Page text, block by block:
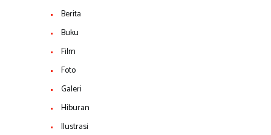
Berita
Buku
Film
Foto
Galeri
Hiburan
Ilustrasi